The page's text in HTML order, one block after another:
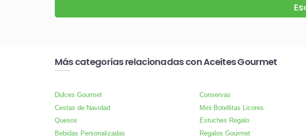
Más categorías relacionadas con Aceites Gourmet
Dulces Gourmet Conservas
Cestas de Navidad
Mini Botellitas Licores
Quesos
Estuches Regalo
Bebidas Personalizadas
Regalos Gourmet